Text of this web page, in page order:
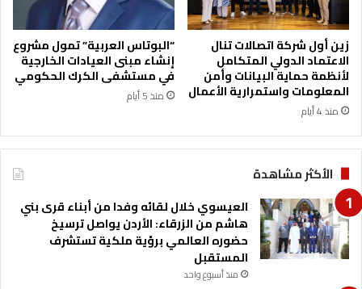
زين أول شركة اتصالات تنال
الاعتماد الدولي المتكامل
لأنظمة حماية البيانات وأمن
المعلومات واستمرارية الأعمال
منذ 4 أيام
“البوتاس العربية” تمول مشروع
إنشاء مبنى العيادات الخارجية
في مستشفى الكرك الحكومي
منذ 5 أيام
الأكثر مشاهدة
العيسوي خلال لقائه وفدا من أبناء قرى بني
هاشم من الزرقاء: الأردن يواصل ترسيخ
حضوره العالمي برؤية ملكية تستشرف
المستقبل
منذ أسبوع واحد